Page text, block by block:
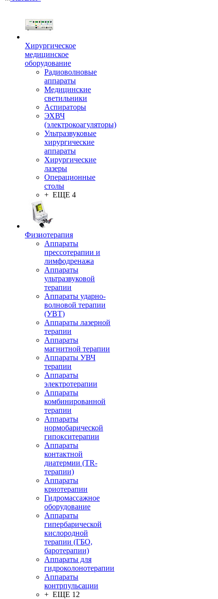
Хирургическое
медицинское
оборудование
Радиоволновые
аппараты
Медицинские
светильники
Аспираторы
ЭХВЧ
(электрокоагуляторы)
Ультразвуковые
хирургические
аппараты
Хирургические
лазеры
Операционные
столы
+ ЕЩЕ 4
Физиотерапия
Аппараты
прессотерапии и
лимфодренажа
Аппараты
ультразвуковой
терапии
Аппараты ударно-
волновой терапии
(УВТ)
Аппараты лазерной
терапии
Аппараты
магнитной терапии
Аппараты УВЧ
терапии
Аппараты
электротерапии
Аппараты
комбинированной
терапии
Аппараты
нормобарической
гипокситерапии
Аппараты
контактной
диатермии (TR-
терапии)
Аппараты
криотерапии
Гидромассажное
оборудование
Аппараты
гипербарической
кислородной
терапии (ГБО,
баротерапии)
Аппараты для
гидроколонотерапии
Аппараты
контрпульсации
+ ЕЩЕ 12